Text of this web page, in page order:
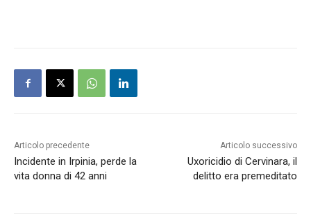
Articolo precedente
Incidente in Irpinia, perde la
vita donna di 42 anni
Articolo successivo
Uxoricidio di Cervinara, il
delitto era premeditato